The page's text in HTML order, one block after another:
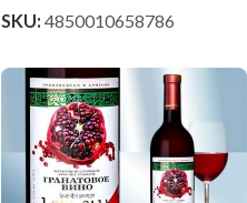
SKU: 4850010658786